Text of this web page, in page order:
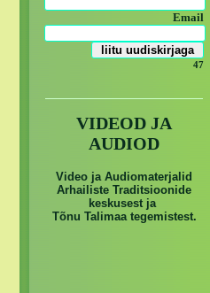
Email
47
VIDEOD JA
AUDIOD
Video ja Audiomaterjalid
Arhailiste Traditsioonide
keskusest ja
Tõnu Talimaa tegemistest.